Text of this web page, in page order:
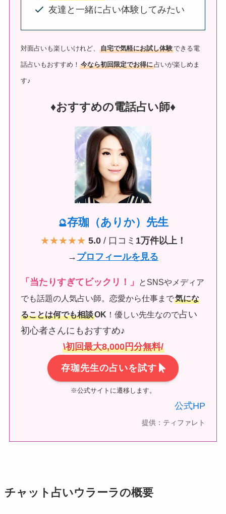
友達と一緒に占い体験してみたい
対面占いも楽しいけれど、自宅で気軽にお試し体験できる電
話占いもおすすめ！今なら初回限定でお得に占いが楽しめま
す♪
♦︎おすすめの電話占い師♦︎
🔮存珈（ありか）先生
★★★★★ 5.0/ 口コミ 1万件以上！
→ プロフィールを見る
「当たりすぎてビックリ！」
とSNSやメディア
でも話題の人気占い師。恋愛から仕事まで気にな
ることは何でも相談OK ！優しい先生なので占い
初心者さんにもおすすめ♪
\初回最大8,000円分無料/
存珈先生の占いを試す
※公式サイトに遷移します。
公式HP
提供：ティファレト
チャット占いウラーラの概要